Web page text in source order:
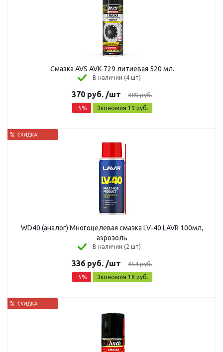
Смазка AVS AVK-729 литиевая 520 мл.
В наличии (4 шт)
370 руб. /шт 389руб.
-5% Экономия 19 руб.
WD40 (аналог) Многоцелевая смазка LV-40 LAVR 100мл,
аэрозоль
В наличии (2 шт)
336 руб. /шт 354руб.
-5% Экономия 18 руб.